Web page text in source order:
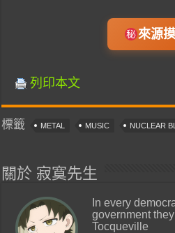
來源
列印本文
標籤 METAL MUSIC NUCLEAR
關於 寂寞先生
In every
government
Tocqueville